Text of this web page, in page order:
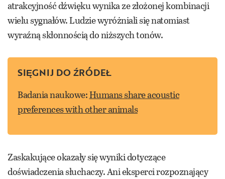
atrakcyjność dźwięku wynika ze złożonej kombinacji
wielu sygnałów. Ludzie wyróżniali się natomiast
wyraźną skłonnością do niższych tonów.
SIĘGNIJ DO ŹRÓDEŁ
Badania naukowe:Humans share acoustic
preferences with other animals
Zaskakujące okazały się wyniki dotyczące
doświadczenia słuchaczy. Ani eksperci rozpoznający